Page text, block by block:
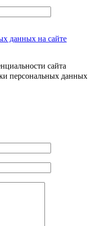
данных на сайте
сайта
персональных данных